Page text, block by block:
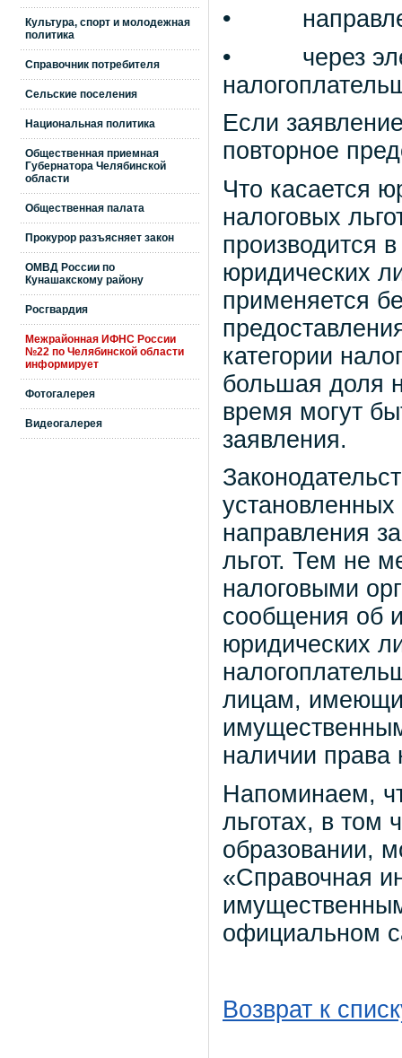
Культура, спорт и молодежная
политика
Справочник потребителя
Сельские поселения
Национальная политика
Общественная приемная
Губернатора Челябинской
области
Общественная палата
Прокурор разъясняет закон
ОМВД России по
Кунашакскому району
Росгвардия
Межрайонная ИФНС России
№22 по Челябинской области
информирует
Фотогалерея
Видеогалерея
•
• через
Если
повторное
Что касается
налоговых
производится
юридических
применяется
категории
большая доля
время могут
заявления.
направления
льгот. Тем не
налоговыми
сообщения об
юридических
лицам,
наличии права
Напоминаем,
льготах, в том
образовании,
«Справочная
официальном
Возврат к